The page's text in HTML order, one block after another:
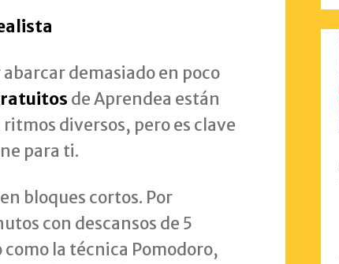
demasiado en poco
de Aprendea están
diversos, pero es clave
para ti.
bloques cortos. Por
con descansos de 5
la técnica Pomodoro,